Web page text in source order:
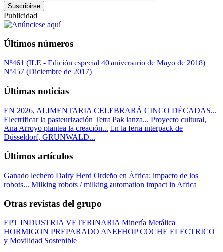
Suscribirse
Publicidad
Últimos números
Nº461 (ILE - Edición especial 40 aniversario de Mayo de 2018)
Nº457 (Diciembre de 2017)
Últimas noticias
EN 2026, ALIMENTARIA CELEBRARÁ CINCO DÉCADAS...
Electrificar la pasteurización Tetra Pak lanza... Proyecto cultural,
Ana Arroyo plantea la creación... En la feria interpack de
Düsseldorf, GRUNWALD...
Últimos artículos
Ganado lechero Dairy Herd Ordeño en África: impacto de los
robots... Milking robots / milking automation impact in Africa
Otras revistas del grupo
EPT INDUSTRIA VETERINARIA Minería Metálica
HORMIGON PREPARADO ANEFHOP COCHE ELECTRICO
y Movilidad Sostenible